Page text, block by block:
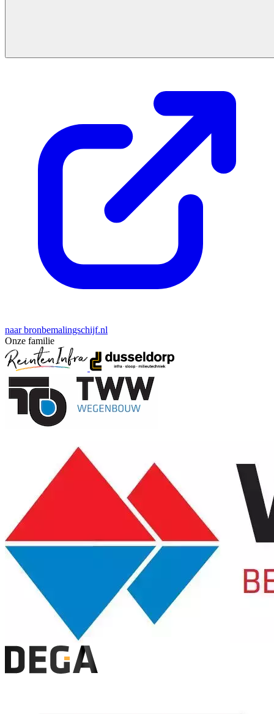
naar bronbemalingschijf.nl
Onze familie